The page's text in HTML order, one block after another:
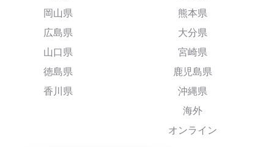
岡山県
広島県
山口県
徳島県
香川県
熊本県
大分県
宮崎県
鹿児島県
沖縄県
海外
オンライン